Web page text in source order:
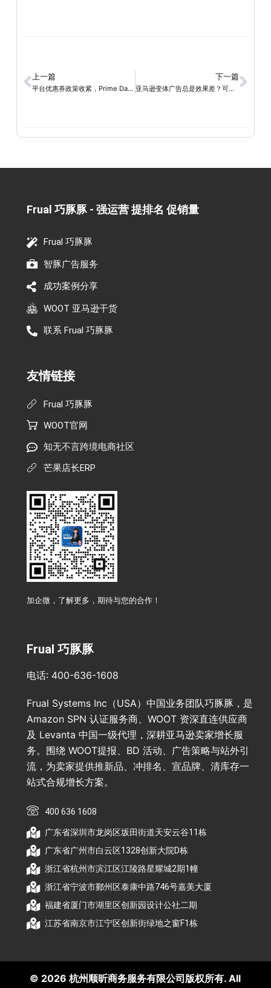
上一篇
平台优惠券政策收紧，Prime Day 打法怎么选？亚马逊卖家的合规推广路径分析
下一篇
亚马逊变体广告总是效果差？可能是“结构错了”，不是预算不够！
Frual 巧豚豚 - 强运营 提排名 促销量​
Frual 巧豚豚
智豚广告服务
成功案例分享
WOOT 亚马逊干货
联系 Frual 巧豚豚
友情链接
Frual 巧豚豚
WOOT官网
知无不言跨境电商社区
芒果店长ERP
加企微，了解更多，期待与您的合作！
Frual 巧豚豚
电话: 400-636-1608
Frual Systems Inc（USA）中国业务团队巧豚豚，是
Amazon SPN 认证服务商、WOOT 资深直连供应商
及 Levanta 中国一级代理，深耕亚马逊卖家增长服
务。围绕 WOOT提报、BD 活动、广告策略与站外引
流，为卖家提供推新品、冲排名、宣品牌、清库存一
站式合规增长方案。
400 636 1608
广东省深圳市龙岗区坂田街道天安云谷11栋
广东省广州市白云区1328创新大院D栋
浙江省杭州市滨江区江陵路星耀城2期1幢
浙江省宁波市鄞州区泰康中路746号嘉美大厦
福建省厦门市湖里区创新园设计公社二期
江苏省南京市江宁区创新街绿地之窗F1栋
© 2026 杭州顺昕商务服务有限公司版权所有. All